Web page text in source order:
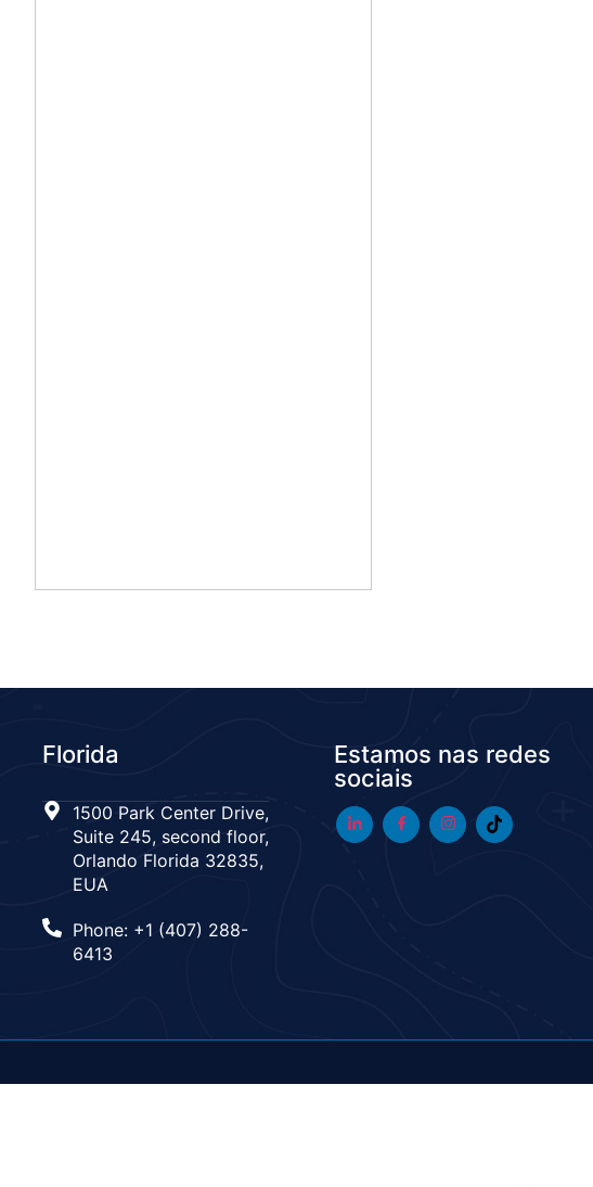
Florida
1500 Park Center Drive,
Suite 245, second floor,
Orlando Florida 32835,
EUA
Phone: +1 (407) 288-
6413
Estamos nas redes
sociais